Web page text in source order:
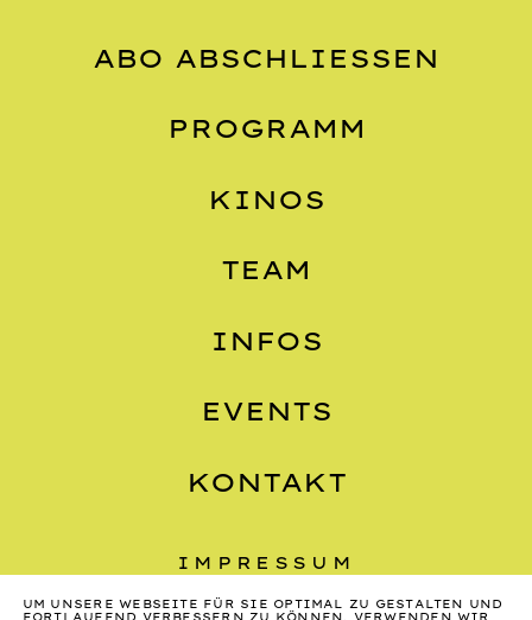
ABO ABSCHLIESSEN
PROGRAMM
KINOS
TEAM
INFOS
EVENTS
KONTAKT
IMPRESSUM
DATENSCHUTZ
UM UNSERE WEBSEITE FÜR SIE OPTIMAL ZU GESTALTEN UND
FORTLAUFEND VERBESSERN ZU KÖNNEN, VERWENDEN WIR